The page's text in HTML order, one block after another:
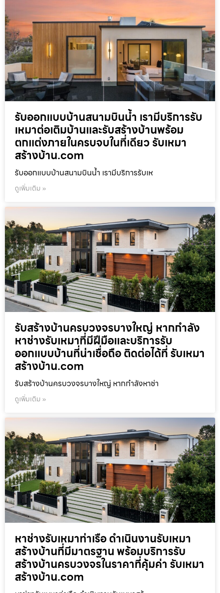
รับออกแบบบ้านสนามบินน้ำ เรามีบริการรับ
เหมาต่อเติมบ้านและรับสร้างบ้านพร้อม
ตกแต่งภายในครบจบในที่เดียว รับเหมา
สร้างบ้าน.com
รับออกแบบบ้านสนามบินน้ำ เรามีบริการรับเห
ดูเพิ่มเติม »
รับสร้างบ้านครบวงจรบางใหญ่ หากกำลัง
หาช่างรับเหมาที่มีฝีมือและบริการรับ
ออกแบบบ้านที่น่าเชื่อถือ ติดต่อได้ที่ รับเหมา
สร้างบ้าน.com
รับสร้างบ้านครบวงจรบางใหญ่ หากกำลังหาช่า
ดูเพิ่มเติม »
หาช่างรับเหมาท่าเรือ ดำเนินงานรับเหมา
สร้างบ้านที่มีมาตรฐาน พร้อมบริการรับ
สร้างบ้านครบวงจรในราคาที่คุ้มค่า รับเหมา
สร้างบ้าน.com